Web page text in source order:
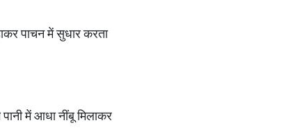
पाचन में सुधार करता
में आधा नींबू मिलाकर